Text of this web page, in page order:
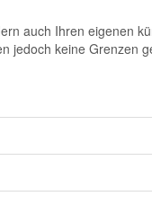
auch Ihren eigenen
jedoch keine Grenzen